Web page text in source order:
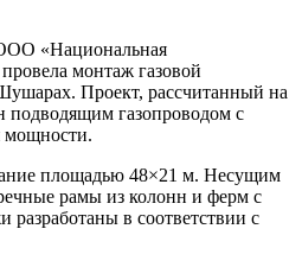
«Национальная
монтаж газовой
Проект, рассчитанный на
газопроводом с
мощности.
площадью 48×21 м. Несущим
рамы из колонн и ферм с
в соответствии с